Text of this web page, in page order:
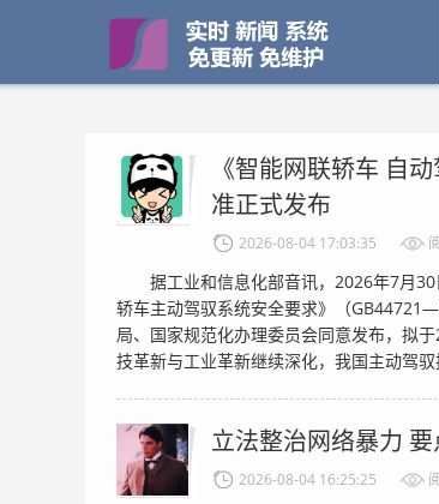
《智能网联轿车 自
准正式发布
2026-08-04 17:03:35
据工业和信息化部音讯，2026年7月30
轿车主动驾驭系统安全要求》（
局、国家规范化办理委员会同意发布，
技革新与工业革新继续深化，我国主动驾
立法整治网络暴力
2026-08-04 16:25:25